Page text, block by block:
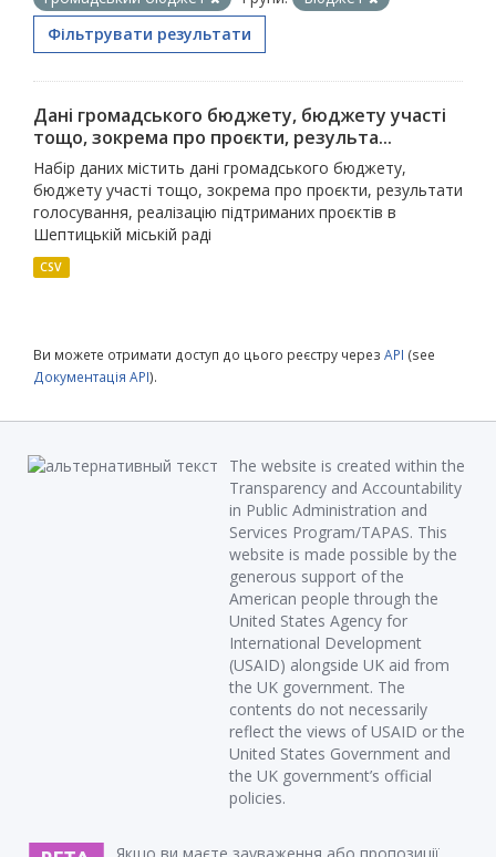
Фільтрувати результати
Дані громадського бюджету, бюджету участі
тощо, зокрема про проєкти, результа...
Набір даних містить дані громадського бюджету,
бюджету участі тощо, зокрема про проєкти, результати
голосування, реалізацію підтриманих проєктів в
Шептицькій міській раді
CSV
Ви можете отримати доступ до цього реєстру через API (see
Документація API).
The website is created within the
Transparency and Accountability
in Public Administration and
Services Program/TAPAS. This
website is made possible by the
generous support of the
American people through the
United States Agency for
International Development
(USAID) alongside UK aid from
the UK government. The
contents do not necessarily
reflect the views of USAID or the
United States Government and
the UK government’s official
policies.